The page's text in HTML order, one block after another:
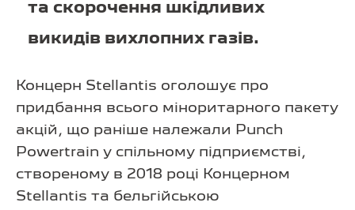
та скорочення шкідливих
викидів вихлопних газів.
Концерн Stellantis оголошує про
придбання всього міноритарного пакету
акцій, що раніше належали Punch
Powertrain у спільному підприємстві,
створеному в 2018 році Концерном
Stellantis та бельгійською